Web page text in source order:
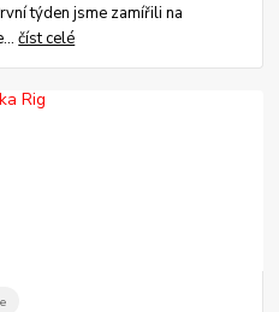
týden jsme zamířili na
číst celé